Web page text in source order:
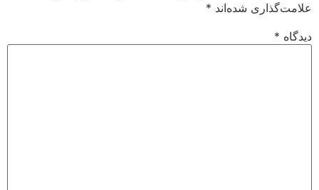
علامت‌گذاری شده‌اند *
دیدگاه *